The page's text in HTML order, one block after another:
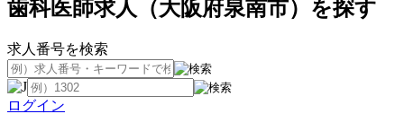
歯科医師求人（大阪府泉南市）を探す
求人番号を検索
ログイン